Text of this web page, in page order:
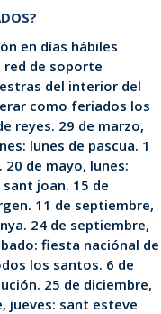
en días hábiles
red de soporte
del interior del
como feriados los
reyes. 29 de marzo,
lunes de pascua. 1
de mayo, lunes:
joan. 15 de
11 de septiembre,
24 de septiembre,
fiesta naciónal de
los santos. 6 de
25 de diciembre,
jueves: sant esteve